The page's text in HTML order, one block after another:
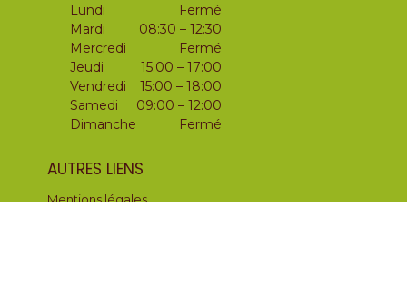
Lundi
Mardi
Mercredi
Jeudi
Vendredi
Samedi
Dimanche
Fermé
08:30 – 12:30
Fermé
15:00 – 17:00
15:00 – 18:00
09:00 – 12:00
Fermé
AUTRES LIENS
Mentions légales